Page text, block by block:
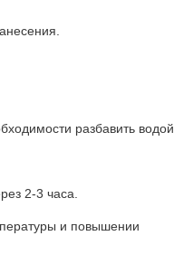
разбавить водой
2-3 часа.
и повышении